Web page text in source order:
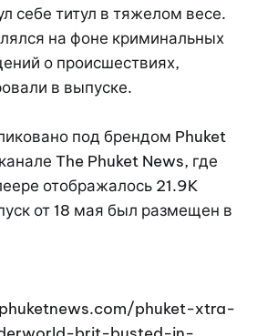
себе титул в тяжелом весе.
на фоне криминальных
о происшествиях,
в выпуске.
под брендом Phuket
The Phuket News, где
отображалось 21.9K
от 18 мая был размещен в
phuket-xtra-